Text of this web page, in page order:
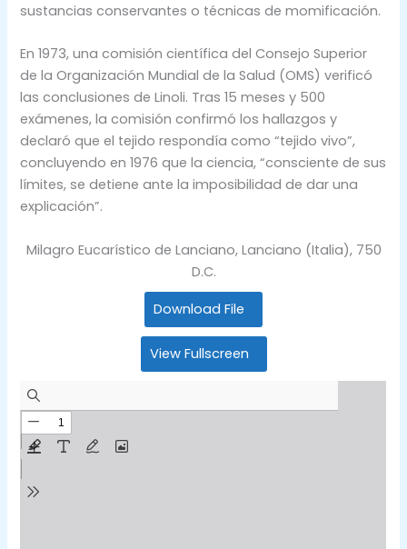
sustancias conservantes o técnicas de momificación.
En 1973, una comisión científica del Consejo Superior
de la Organización Mundial de la Salud (OMS) verificó
las conclusiones de Linoli. Tras 15 meses y 500
exámenes, la comisión confirmó los hallazgos y
declaró que el tejido respondía como “tejido vivo”,
concluyendo en 1976 que la ciencia, “consciente de sus
límites, se detiene ante la imposibilidad de dar una
explicación”.
Milagro Eucarístico de Lanciano, Lanciano (Italia), 750
D.C.
Download File
View Fullscreen